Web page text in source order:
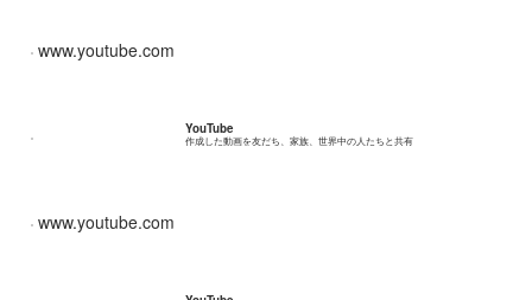
www.youtube.com
YouTube
作成した動画を友だち、家族、世界中の人たちと共有
www.youtube.com